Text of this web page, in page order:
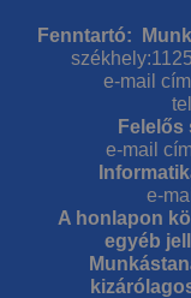
Fenntartó:
e-mail
e-mail
e-
A honlapon
egyéb